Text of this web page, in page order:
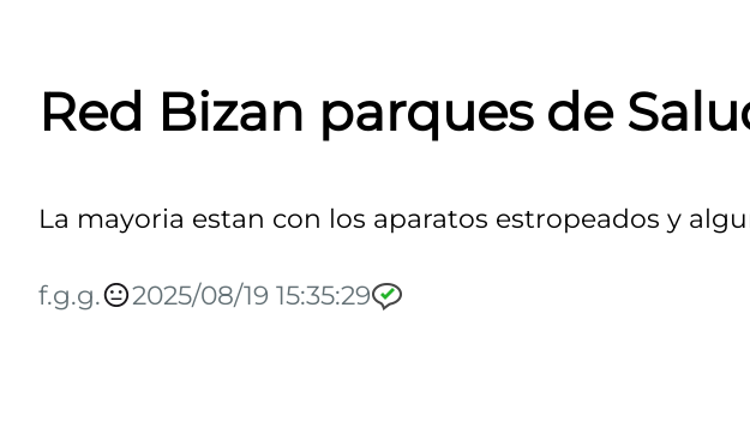
Red Bizan parques de
La mayoria estan con los aparatos estropeados y
f.g.g. 2025/08/19 15:35:29